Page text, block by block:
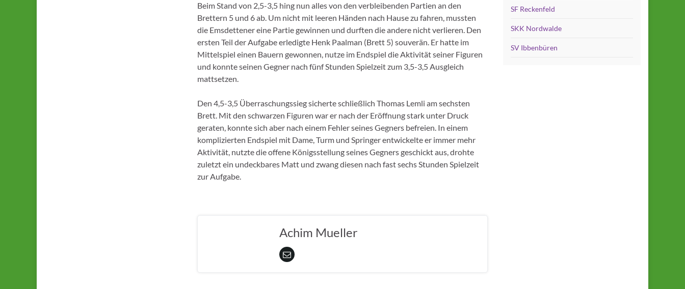
Beim Stand von 2,5-3,5 hing nun alles von den verbleibenden Partien an den
Brettern 5 und 6 ab. Um nicht mit leeren Händen nach Hause zu fahren, mussten
die Emsdettener eine Partie gewinnen und durften die andere nicht verlieren. Den
ersten Teil der Aufgabe erledigte Henk Paalman (Brett 5) souverän. Er hatte im
Mittelspiel einen Bauern gewonnen, nutze im Endspiel die Aktivität seiner Figuren
und konnte seinen Gegner nach fünf Stunden Spielzeit zum 3,5-3,5 Ausgleich
mattsetzen.
Den 4,5-3,5 Überraschungssieg sicherte schließlich Thomas Lemli am sechsten
Brett. Mit den schwarzen Figuren war er nach der Eröffnung stark unter Druck
geraten, konnte sich aber nach einem Fehler seines Gegners befreien. In einem
komplizierten Endspiel mit Dame, Turm und Springer entwickelte er immer mehr
Aktivität, nutzte die offene Königsstellung seines Gegners geschickt aus, drohte
zuletzt ein undeckbares Matt und zwang diesen nach fast sechs Stunden Spielzeit
zur Aufgabe.
Achim Mueller
SF Reckenfeld
SKK Nordwalde
SV Ibbenbüren